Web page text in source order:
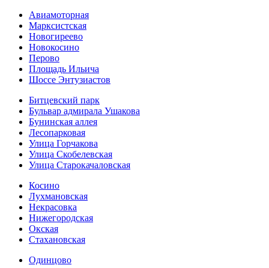
Авиамоторная
Марксистская
Новогиреево
Новокосино
Перово
Площадь Ильича
Шоссе Энтузиастов
Битцевский парк
Бульвар адмирала Ушакова
Бунинская аллея
Лесопарковая
Улица Горчакова
Улица Скобелевская
Улица Старокача­ловская
Косино
Лухмановская
Некрасовка
Нижегородская
Окская
Стахановская
Одинцово